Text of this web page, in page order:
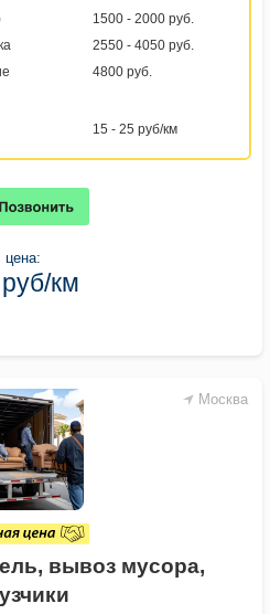
1500 - 2000 руб.
2550 - 4050 руб.
4800 руб.
15 - 25 руб/км
цена:
км
Москва
вывоз мусора,